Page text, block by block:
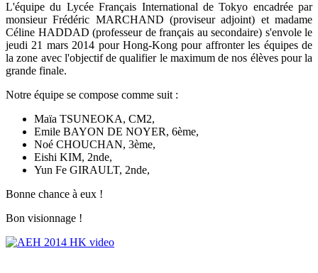
L'équipe du Lycée Français International de Tokyo encadrée par
monsieur Frédéric MARCHAND (proviseur adjoint) et madame
Céline HADDAD (professeur de français au secondaire) s'envole le
jeudi 21 mars 2014 pour Hong-Kong pour affronter les équipes de
la zone avec l'objectif de qualifier le maximum de nos élèves pour la
grande finale.
Notre équipe se compose comme suit :
Maïa TSUNEOKA, CM2,
Emile BAYON DE NOYER, 6ème,
Noé CHOUCHAN, 3ème,
Eishi KIM, 2nde,
Yun Fe GIRAULT, 2nde,
Bonne chance à eux !
Bon visionnage !